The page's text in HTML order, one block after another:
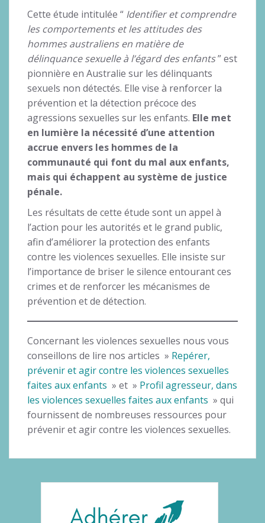
Cette étude intitulée “ Identifier et comprendre
les comportements et les attitudes des
hommes australiens en matière de
délinquance sexuelle à l’égard des enfants” est
pionnière en Australie sur les délinquants
sexuels non détectés. Elle vise à renforcer la
prévention et la détection précoce des
agressions sexuelles sur les enfants. Elle met
en lumière la nécessité d’une attention
accrue envers les hommes de la
communauté qui font du mal aux enfants,
mais qui échappent au système de justice
pénale.
Les résultats de cette étude sont un appel à
l’action pour les autorités et le grand public,
afin d’améliorer la protection des enfants
contre les violences sexuelles. Elle insiste sur
l’importance de briser le silence entourant ces
crimes et de renforcer les mécanismes de
prévention et de détection.
Concernant les violences sexuelles nous vous
conseillons de lire nos articles » Repérer,
prévenir et agir contre les violences sexuelles
faites aux enfants » et » Profil agresseur, dans
les violences sexuelles faites aux enfants » qui
fournissent de nombreuses ressources pour
prévenir et agir contre les violences sexuelles.